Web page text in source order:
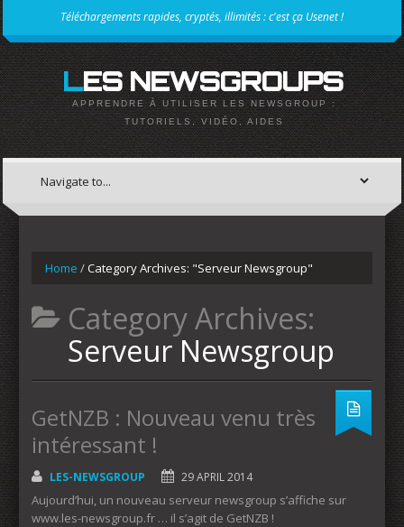
Téléchargements rapides, cryptés, illimités : c'est ça Usenet !
LES NEWSGROUPS
APPRENDRE À UTILISER LES NEWSGROUP :
TUTORIELS, VIDÉO, AIDES
Home /Category Archives: "Serveur Newsgroup"
Category Archives:
Serveur Newsgroup
GetNZB : Nouveau venu très
intéressant !
LES-NEWSGROUP 29 APRIL 2014
Aujourd’hui, un nouveau serveur newsgroup s’affiche sur
www.les-newsgroup.fr … il s’agit de GetNZB !